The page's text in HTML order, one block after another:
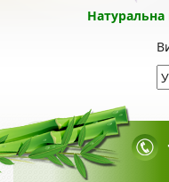
Натуральна